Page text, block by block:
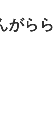
がら